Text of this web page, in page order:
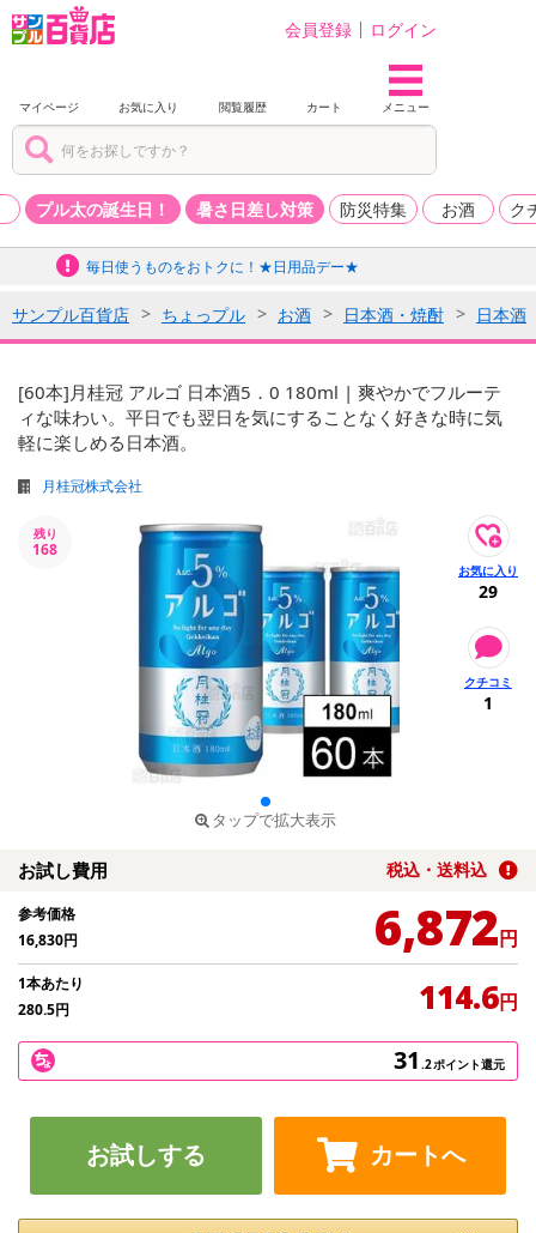
会員登録 ログイン
マイページ お気に入り 閲覧履歴 カート メニュー
プル太の誕生日！ 暑さ日差し対策 防災特集 お酒 ク
毎日使うものをおトクに！★日用品デー★
サンプル百貨店 ちょっプル お酒 日本酒・焼酎 日本酒
[60本]月桂冠 アルゴ 日本酒5．0 180ml | 爽やかでフルーテ
ィな味わい。平日でも翌日を気にすることなく好きな時に気
軽に楽しめる日本酒。
月桂冠株式会社
残り
168
タップで拡大表示
29
1
お試し費用 税込・送料込
参考価格
16,830円 6,872円
1本あたり
280.5円 114.6円
31 .2ポイント還元
お試しする カートへ